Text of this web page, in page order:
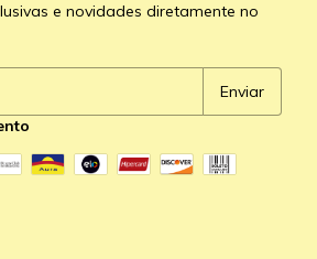
e novidades diretamente no